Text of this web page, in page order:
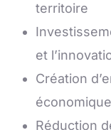
territoire
et
Création
Réduction